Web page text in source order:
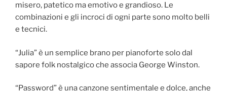
misero, patetico ma emotivo e grandioso. Le
combinazioni e gli incroci di ogni parte sono molto belli
e tecnici.
“Julia” è un semplice brano per pianoforte solo dal
sapore folk nostalgico che associa George Winston.
“Password” è una canzone sentimentale e dolce, anche